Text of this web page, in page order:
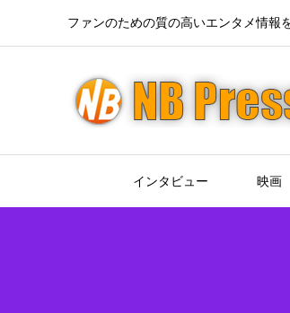
ファンのための質の高いエンタメ情報を
インタビュー 映画